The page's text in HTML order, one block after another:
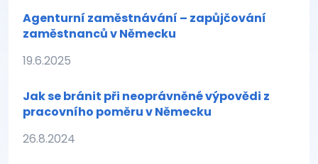
Agenturní zaměstnávání – zapůjčování
zaměstnanců v Německu
19.6.2025
Jak se bránit při neoprávněné výpovědi z
pracovního poměru v Německu
26.8.2024